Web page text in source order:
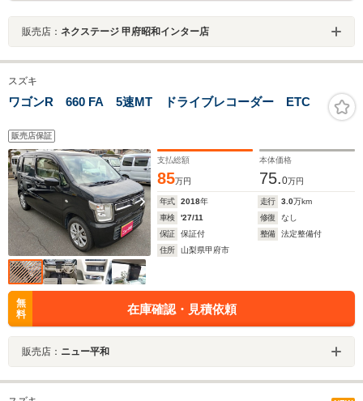
販売店： ネクステージ 甲府昭和インター店
スズキ
ワゴンR 660 FA 5速MT ドライブレコーダー ETC
販売店保証
支払総額
85万円
本体価格
75.0万円
年式 2018年 走行 3.0万km
車検
'27/11 修復
なし
保証
保証付 整備
法定整備付
住所
山梨県甲府市
無
料
在庫確認・見積依頼
販売店： ニュー平和